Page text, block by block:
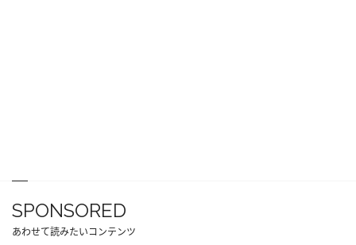
SPONSORED
あわせて読みたいコンテンツ